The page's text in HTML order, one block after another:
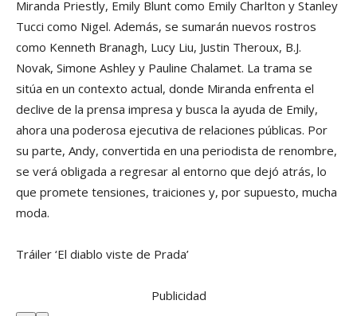
Miranda Priestly, Emily Blunt como Emily Charlton y Stanley
Tucci como Nigel. Además, se sumarán nuevos rostros
como Kenneth Branagh, Lucy Liu, Justin Theroux, B.J.
Novak, Simone Ashley y Pauline Chalamet. La trama se
sitúa en un contexto actual, donde Miranda enfrenta el
declive de la prensa impresa y busca la ayuda de Emily,
ahora una poderosa ejecutiva de relaciones públicas. Por
su parte, Andy, convertida en una periodista de renombre,
se verá obligada a regresar al entorno que dejó atrás, lo
que promete tensiones, traiciones y, por supuesto, mucha
moda.
Tráiler ‘El diablo viste de Prada’
Publicidad